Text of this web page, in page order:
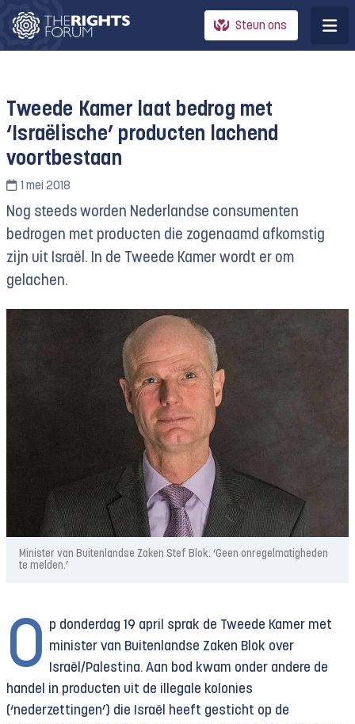
Steun ons
Tweede Kamer laat bedrog met
‘Israëlische’ producten lachend
voortbestaan
1 mei 2018
Nog steeds worden Nederlandse consumenten
bedrogen met producten die zogenaamd afkomstig
zijn uit Israël. In de Tweede Kamer wordt er om
gelachen.
Minister van Buitenlandse Zaken Stef Blok: ‘Geen onregelmatigheden
te melden.’
O p donderdag 19 april sprak de Tweede Kamer met
minister van Buitenlandse Zaken Blok over
Israël/Palestina. Aan bod kwam onder andere de
handel in producten uit de illegale kolonies
(‘nederzettingen’) die Israël heeft gesticht op de